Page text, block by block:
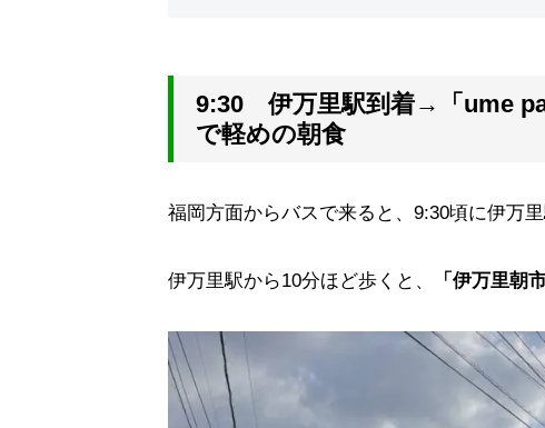
9:30 伊万里駅到着→「ume
で軽めの朝食
福岡方面からバスで来ると、9:30頃に伊万里
伊万里駅から10分ほど歩くと、 「伊万里朝